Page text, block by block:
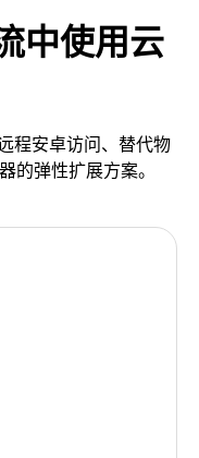
中使用云
程安卓访问、替代物
的弹性扩展方案。